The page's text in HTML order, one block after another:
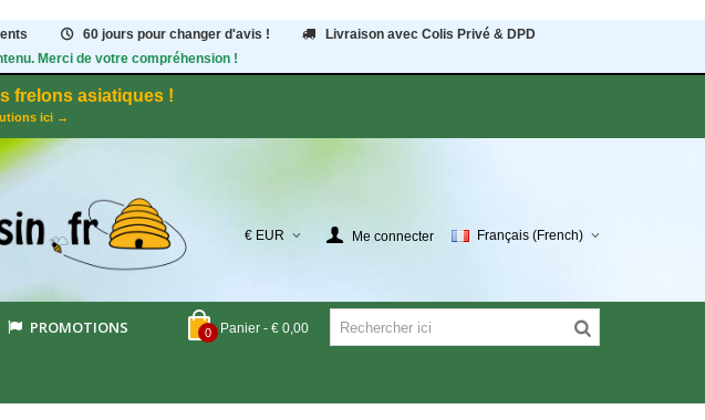
60 jours pour changer d'avis !
Livraison avec Colis Privé & DPD
Merci de votre compréhension !
frelons asiatiques !
ici →
€ EUR Me connecter Français (French)
0 Panier - € 0,00
PROMOTIONS